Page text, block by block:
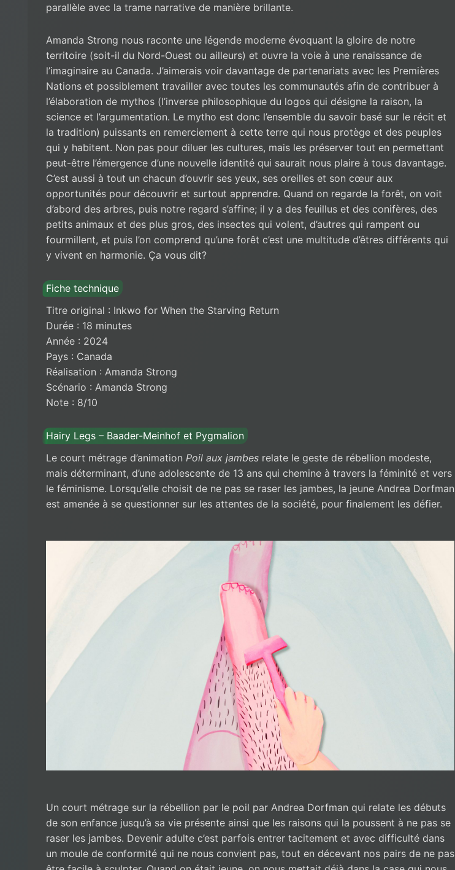
parallèle avec la trame narrative de manière brillante.
Amanda Strong nous raconte une légende moderne évoquant la gloire de notre
territoire (soit-il du Nord-Ouest ou ailleurs) et ouvre la voie à une renaissance de
l’imaginaire au Canada. J’aimerais voir davantage de partenariats avec les Premières
Nations et possiblement travailler avec toutes les communautés afin de contribuer à
l’élaboration de mythos (l’inverse philosophique du logos qui désigne la raison, la
science et l’argumentation. Le mytho est donc l’ensemble du savoir basé sur le récit et
la tradition) puissants en remerciement à cette terre qui nous protège et des peuples
qui y habitent. Non pas pour diluer les cultures, mais les préserver tout en permettant
peut-être l’émergence d’une nouvelle identité qui saurait nous plaire à tous davantage.
C’est aussi à tout un chacun d’ouvrir ses yeux, ses oreilles et son cœur aux
opportunités pour découvrir et surtout apprendre. Quand on regarde la forêt, on voit
d’abord des arbres, puis notre regard s’affine; il y a des feuillus et des conifères, des
petits animaux et des plus gros, des insectes qui volent, d’autres qui rampent ou
fourmillent, et puis l’on comprend qu’une forêt c’est une multitude d’êtres différents qui
y vivent en harmonie. Ça vous dit?
Fiche technique
Titre original : Inkwo for When the Starving Return
Durée : 18 minutes
Année : 2024
Pays : Canada
Réalisation : Amanda Strong
Scénario : Amanda Strong
Note : 8/10
Hairy Legs – Baader-Meinhof et Pygmalion
Le court métrage d’animation Poil aux jambes relate le geste de rébellion modeste,
mais déterminant, d’une adolescente de 13 ans qui chemine à travers la féminité et vers
le féminisme. Lorsqu’elle choisit de ne pas se raser les jambes, la jeune Andrea Dorfman
est amenée à se questionner sur les attentes de la société, pour finalement les défier.
Un court métrage sur la rébellion par le poil par Andrea Dorfman qui relate les débuts
de son enfance jusqu’à sa vie présente ainsi que les raisons qui la poussent à ne pas se
raser les jambes. Devenir adulte c’est parfois entrer tacitement et avec difficulté dans
un moule de conformité qui ne nous convient pas, tout en décevant nos pairs de ne pas